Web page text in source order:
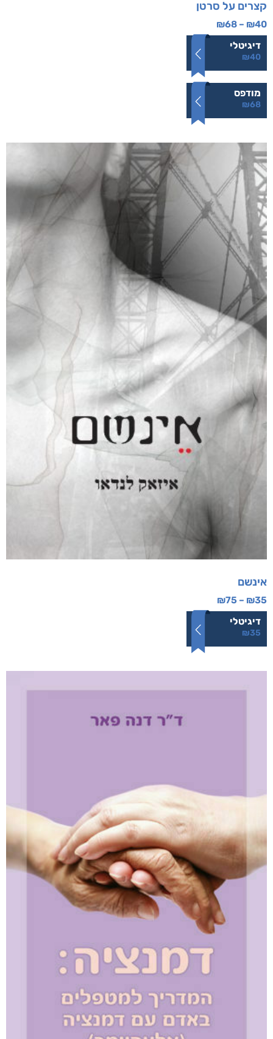
קצרים על סרטן
₪40
–
₪68
דיגיטלי
₪40
מודפס
₪68
אינשם
₪35
–
₪75
דיגיטלי
₪35